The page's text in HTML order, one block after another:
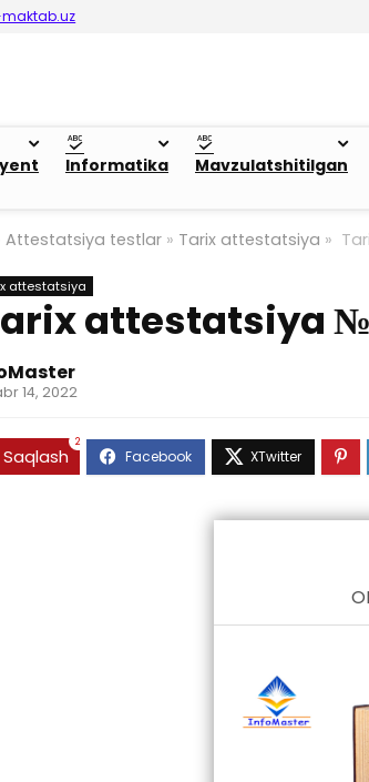
Informatika Mavzulatshitilgan
Attestatsiya testlar » Tarix attestatsiya »
attestatsiya
attestatsiya
14, 2022
Saqlash
2